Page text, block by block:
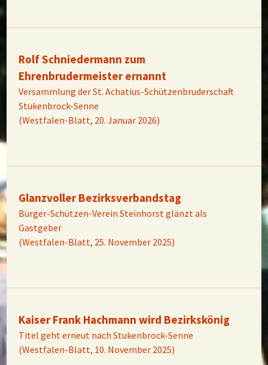
Rolf Schniedermann zum
Ehrenbrudermeister ernannt
Versammlung der St. Achatius-Schützenbruderschaft
Stukenbrock-Senne
(Westfalen-Blatt, 20. Januar 2026)
Glanzvoller Bezirksverbandstag
Bürger-Schützen-Verein Steinhorst glänzt als
Gastgeber
(Westfalen-Blatt, 25. November 2025)
Kaiser Frank Hachmann wird Bezirkskönig
Titel geht erneut nach Stukenbrock-Senne
(Westfalen-Blatt, 10. November 2025)